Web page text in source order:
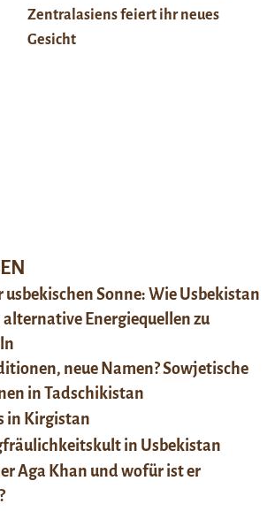
Zentralasiens feiert ihr neues
Gesicht
usbekischen Sonne: Wie Usbekistan
alternative Energiequellen zu
neue Namen? Sowjetische
in Tadschikistan
in Kirgistan
in Usbekistan
Aga Khan und wofür ist er